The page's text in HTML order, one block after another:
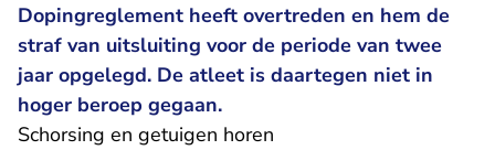
Dopingreglement heeft overtreden en hem de
straf van uitsluiting voor de periode van twee
jaar opgelegd. De atleet is daartegen niet in
hoger beroep gegaan.
Schorsing en getuigen horen